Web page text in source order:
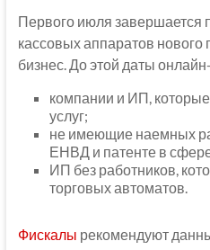
Первого июля завершается
кассовых аппаратов нового
бизнес. До этой даты
компании и ИП,
услуг;
не имеющие наемных
ЕНВД и патенте в
ИП без работников,
торговых автоматов.
Фискалы рекомендуют